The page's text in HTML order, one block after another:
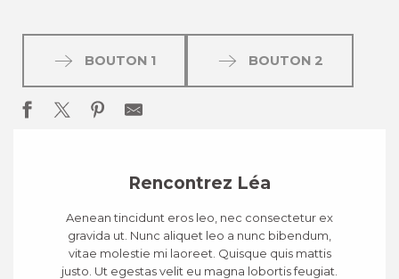
BOUTON 1 BOUTON 2
Rencontrez Léa
Aenean tincidunt eros leo, nec consectetur ex
gravida ut. Nunc aliquet leo a nunc bibendum,
vitae molestie mi laoreet. Quisque quis mattis
justo. Ut egestas velit eu magna lobortis feugiat.